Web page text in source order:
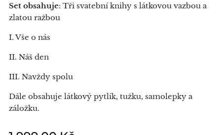
Set obsahuje: Tři svatební knihy s látkovou vazbou a
zlatou ražbou
I. Vše o nás
II. Náš den
III. Navždy spolu
Dále obsahuje látkový pytlík, tužku, samolepky a
záložku.